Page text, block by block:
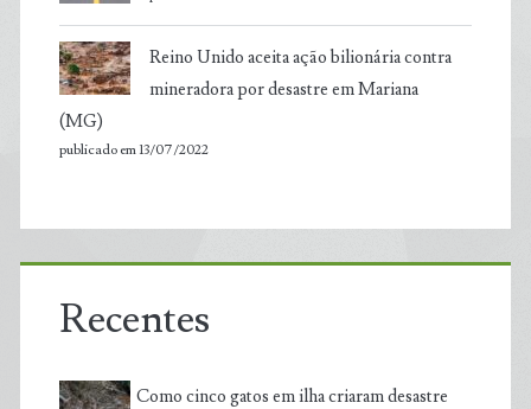
Reino Unido aceita ação bilionária contra
mineradora por desastre em Mariana
(MG)
publicado em 13/07/2022
Recentes
Como cinco gatos em ilha criaram desastre